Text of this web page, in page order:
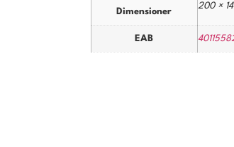
Dimensioner
200 ×
EAB